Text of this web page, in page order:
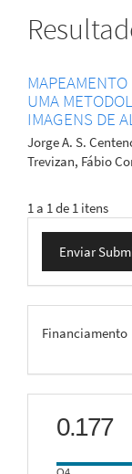
UMA
IMAGENS DE
Jorge A. S.
Trevizan, Fábio
1 a 1 de 1 itens
Enviar
Enviar
Financiamento
scimago
0.177
Q4